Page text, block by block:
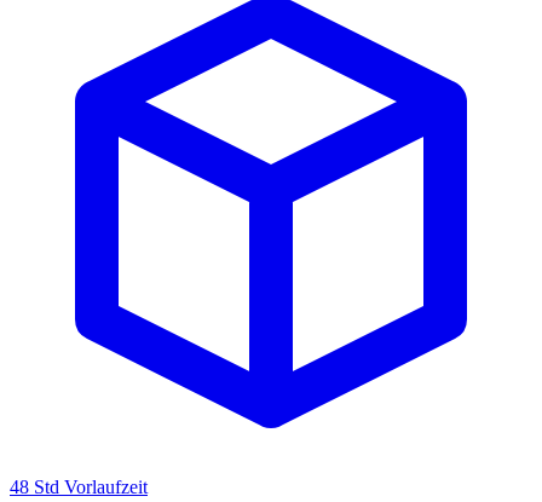
48 Std Vorlaufzeit